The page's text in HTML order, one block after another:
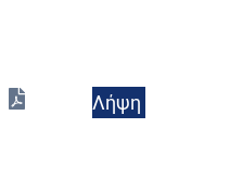
Λήψη